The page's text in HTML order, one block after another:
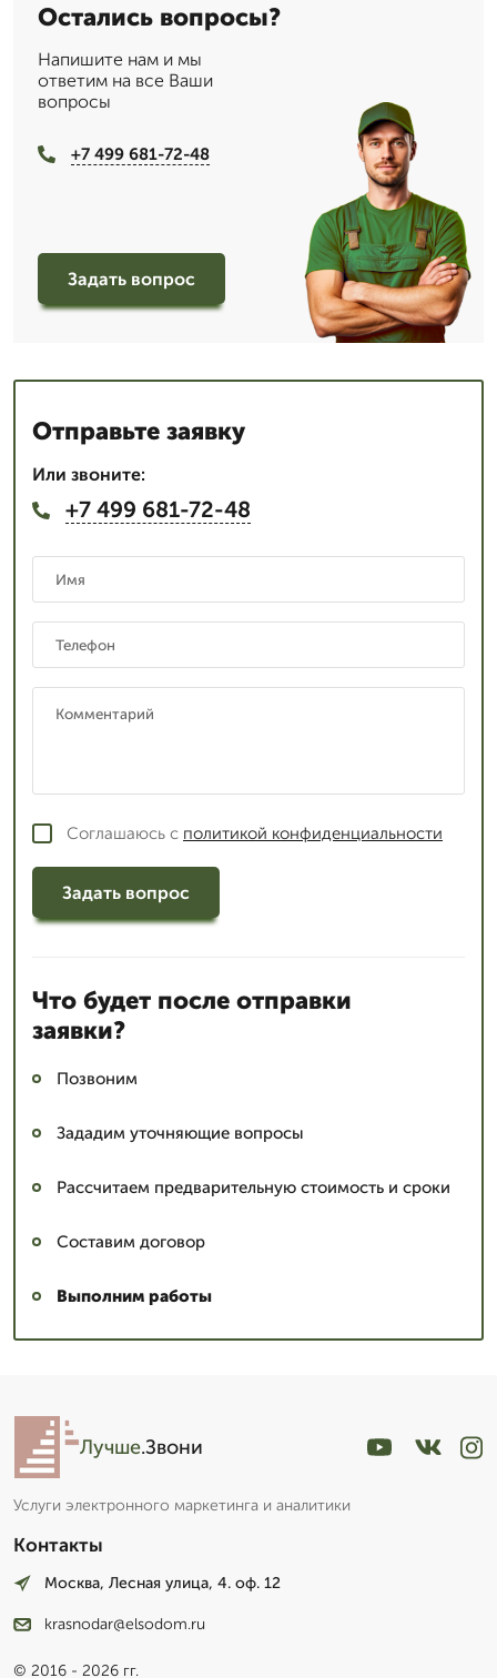
Остались вопросы?
Напишите нам и мы
ответим на все Ваши
вопросы
+7 499 681-72-48
Задать вопрос
Отправьте заявку
Или звоните:
+7 499 681-72-48
Соглашаюсь с политикой конфиденциальности
Задать вопрос
Что будет после отправки
заявки?
Позвоним
Зададим уточняющие вопросы
Рассчитаем предварительную стоимость и сроки
Составим договор
Выполним работы
Лучше.Звони
Услуги электронного маркетинга и аналитики
Контакты
Москва, Лесная улица, 4. оф. 12
krasnodar@elsodom.ru
© 2016 - 2026 гг.